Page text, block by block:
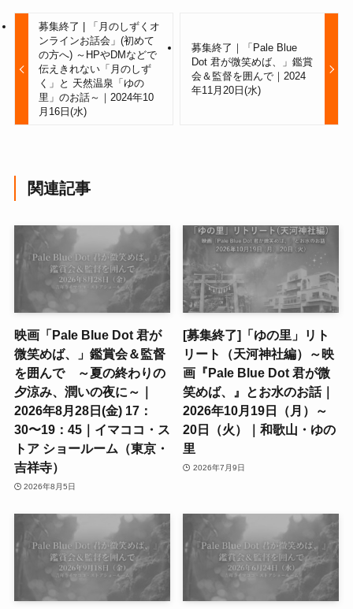
募集終了 | 「月のしずくオ
ンラインお話会」(初めて
の方へ) ～HPやDMなどで
伝えきれない「月のしず
く」と 天然温泉「ゆの
里」のお話～｜2024年10
月16日(水)
募集終了｜「Pale Blue
Dot 君が微笑めば、」鑑賞
会＆監督を囲んで｜2024
年11月20日(水)
関連記事
映画「Pale Blue Dot 君が
微笑めば、」鑑賞会＆監督
を囲んで ～夏の終わりの
夕涼み、潤いの夜に～｜
2026年8月28日(金) 17：
30〜19：45｜イマココ・ス
トア ショールーム（東京・
吉祥寺）
2026年8月5日
[募集終了]「ゆの里」リト
リート（天河神社編）～映
画『Pale Blue Dot 君が微
笑めば、』とお水のお話｜
2026年10月19日（月）～
20日（火）｜和歌山・ゆの
里
2026年7月9日